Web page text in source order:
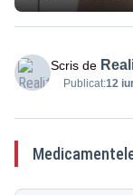
Scris de
Publicat:12